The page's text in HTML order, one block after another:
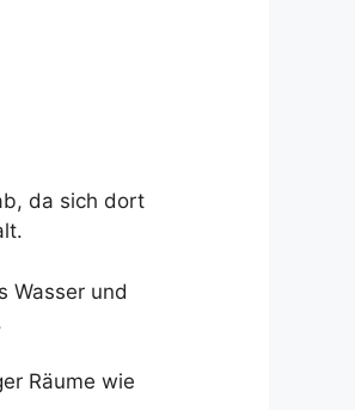
da sich dort
Wasser und
Räume wie